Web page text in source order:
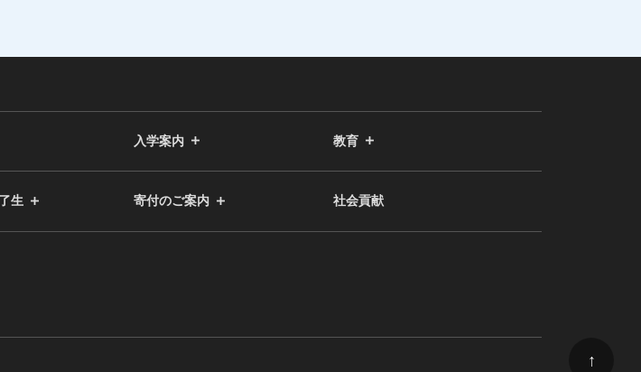
入学案内 教育
生 寄付のご案内 社会貢献
↑